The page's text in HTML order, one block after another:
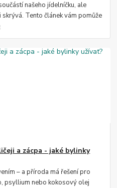
našeho jídelníčku, ale
Tento článek vám pomůže
a zácpa - jaké bylinky
– a příroda má řešení pro
psyllium nebo kokosový olej